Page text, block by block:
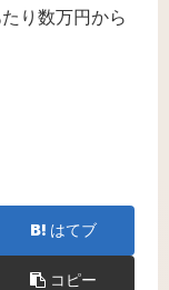
り数万円から
はてブ
コピー